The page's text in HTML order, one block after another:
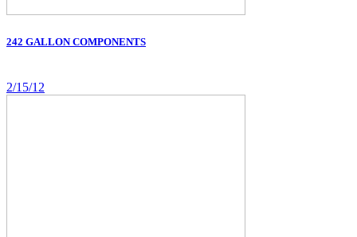
242 GALLON COMPONENTS
2/15/12